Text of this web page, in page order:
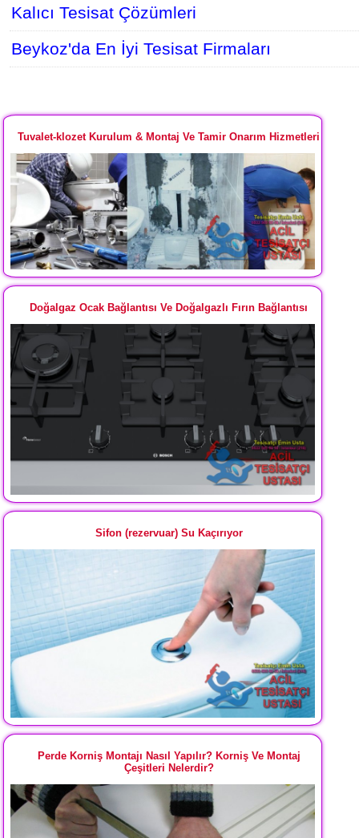
Kalıcı Tesisat Çözümleri
Beykoz'da En İyi Tesisat Firmaları
Tuvalet-klozet Kurulum & Montaj Ve Tamir Onarım Hizmetleri
Doğalgaz Ocak Bağlantısı Ve Doğalgazlı Fırın Bağlantısı
Sifon (rezervuar) Su Kaçırıyor
Perde Korniş Montajı Nasıl Yapılır? Korniş Ve Montaj
Çeşitleri Nelerdir?